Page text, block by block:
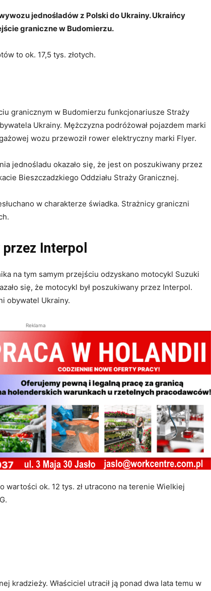
jednośladów z Polski do Ukrainy. Ukraińcy
graniczne w Budomierzu.
to ok. 17,5 tys. złotych.
granicznym w Budomierzu funkcjonariusze Straży
Ukrainy. Mężczyzna podróżował pojazdem marki
wozu przewoził rower elektryczny marki Flyer.
jednośladu okazało się, że jest on poszukiwany przez
Bieszczadzkiego Oddziału Straży Granicznej.
w charakterze świadka. Strażnicy graniczni
Interpol
na tym samym przejściu odzyskano motocykl Suzuki
się, że motocykl był poszukiwany przez Interpol.
obywatel Ukrainy.
Reklama
wartości ok. 12 tys. zł utracono na terenie Wielkiej
kradzieży. Właściciel utracił ją ponad dwa lata temu w